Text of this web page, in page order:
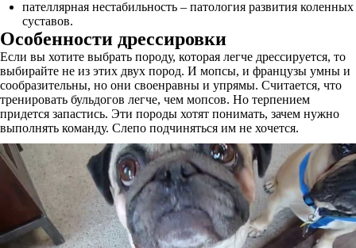
пателлярная нестабильность – патология развития коленных
суставов.
Особенности дрессировки
Если вы хотите выбрать породу, которая легче дрессируется, то
выбирайте не из этих двух пород. И мопсы, и французы умны и
сообразительны, но они своенравны и упрямы. Считается, что
тренировать бульдогов легче, чем мопсов. Но терпением
придется запастись. Эти породы хотят понимать, зачем нужно
выполнять команду. Слепо подчиняться им не хочется.